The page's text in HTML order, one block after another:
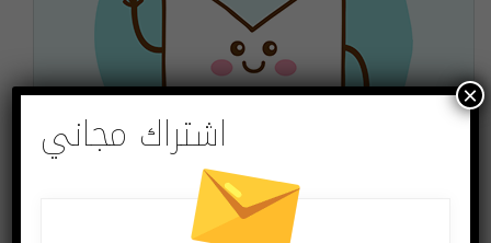
اشتراك مجاني
اشتراك مجاني
×